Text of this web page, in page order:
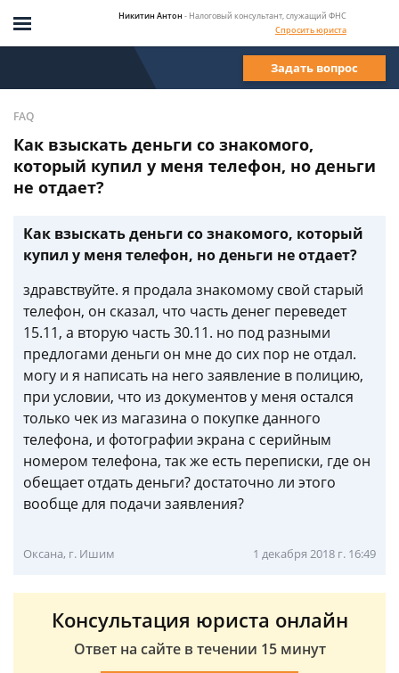
Никитин Антон - Налоговый консультант, служащий ФНС
Спросить юриста
Задать вопрос
FAQ
Как взыскать деньги со знакомого,
который купил у меня телефон, но деньги
не отдает?
Как взыскать деньги со знакомого, который
купил у меня телефон, но деньги не отдает?
здравствуйте. я продала знакомому свой старый
телефон, он сказал, что часть денег переведет
15.11, а вторую часть 30.11. но под разными
предлогами деньги он мне до сих пор не отдал.
могу и я написать на него заявление в полицию,
при условии, что из документов у меня остался
только чек из магазина о покупке данного
телефона, и фотографии экрана с серийным
номером телефона, так же есть переписки, где он
обещает отдать деньги? достаточно ли этого
вообще для подачи заявления?
Оксана, г. Ишим 1 декабря 2018 г. 16:49
Консультация юриста онлайн
Ответ на сайте в течении 15 минут